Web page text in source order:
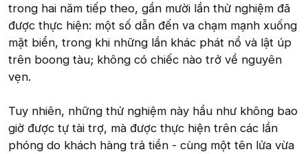
trong hai năm tiếp theo, gần mười lần thử nghiệm đã
được thực hiện: một số dẫn đến va chạm mạnh xuống
mặt biển, trong khi những lần khác phát nổ và lật úp
trên boong tàu; không có chiếc nào trở về nguyên
vẹn.
Tuy nhiên, những thử nghiệm này hầu như không bao
giờ được tự tài trợ, mà được thực hiện trên các lần
phóng do khách hàng trả tiền - cùng một tên lửa vừa